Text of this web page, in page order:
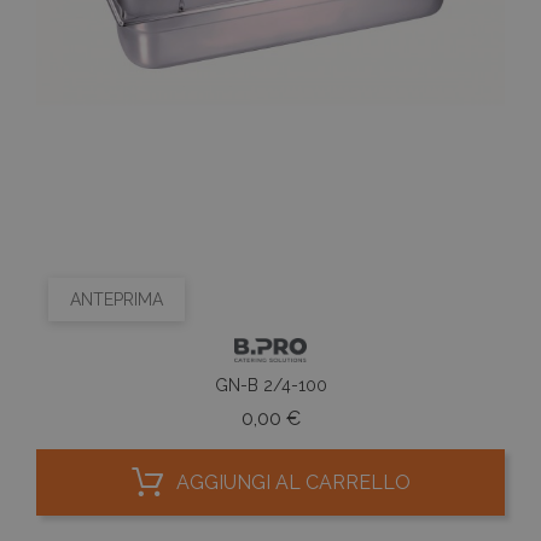
ANTEPRIMA
GN-B 2/4-100
0,00 €Prezzo
AGGIUNGI AL CARRELLO